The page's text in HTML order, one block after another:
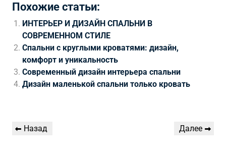
Похожие статьи:
ИНТЕРЬЕР И ДИЗАЙН СПАЛЬНИ В
СОВРЕМЕННОМ СТИЛЕ
Спальни с круглыми кроватями: дизайн,
комфорт и уникальность
Современный дизайн интерьера спальни
Дизайн маленькой спальни только кровать
Навигация
Предыдущая
Назад
Следующая
Далее